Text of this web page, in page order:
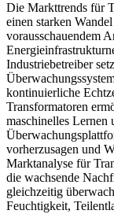
Die Markttrends für
einen starken
vorausschauendem
Industriebetreiber
kontinuierliche
Transformatoren
maschinelles Lernen
vorherzusagen und
Marktanalyse für
die wachsende
gleichzeitig
Feuchtigkeit,